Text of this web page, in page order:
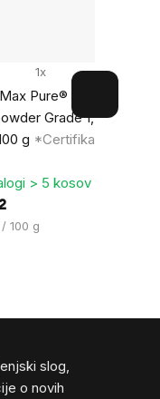
Pure® China
Grade 1, zeleni čaj,
g *Certifikat CZ-BIO-
1x
> 5 kosov
100 g
slog,
o novih